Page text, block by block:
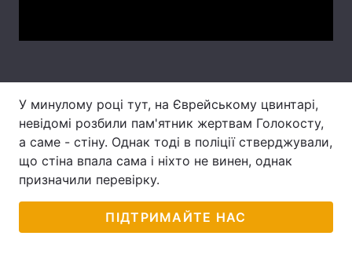
Лонгріди
Відео з Youtube Статті
Інтерв'ю Думки
Контакти
У минулому році тут, на Єврейському цвинтарі,
невідомі розбили пам'ятник жертвам Голокосту,
а саме - стіну. Однак тоді в поліції стверджували,
що стіна впала сама і ніхто не винен, однак
призначили перевірку.
ПІДТРИМАЙТЕ НАС